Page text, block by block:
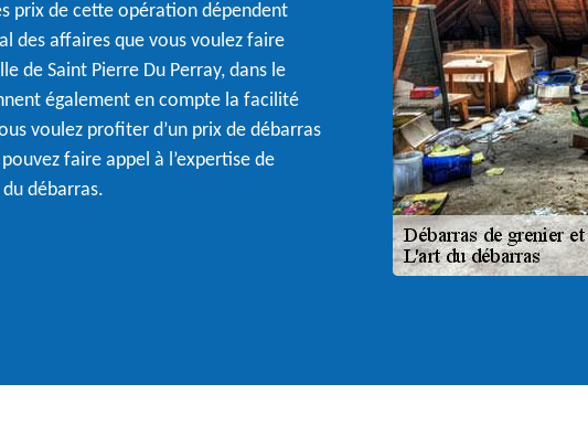
prix de cette opération dépendent
des affaires que vous voulez faire
de Saint Pierre Du Perray, dans le
également en compte la facilité
voulez profiter d’un prix de débarras
faire appel à l’expertise de
débarras.